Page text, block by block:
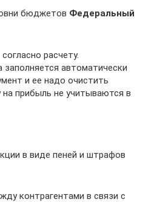
бюджетов Федеральный
расчету.
заполняется автоматически
и ее надо очистить
на прибыль не учитываются в
в виде пеней и штрафов
контрагентами в связи с